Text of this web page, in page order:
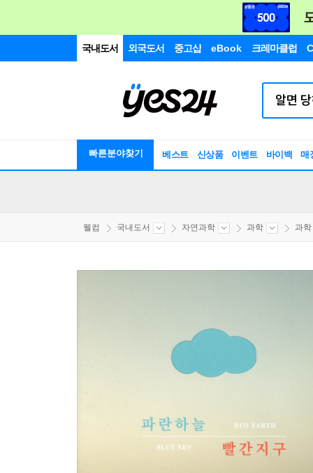
국내도서 외국도서 중고샵 eBook 크레마클럽
빠른분야찾기 베스트 신상품 이벤트 바이백 매
웰컴 국내도서 자연과학 과학 과